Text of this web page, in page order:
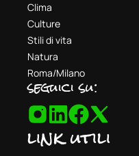
Clima
Culture
Stili di vita
Natura
Roma/Milano
seguici su:
link utili